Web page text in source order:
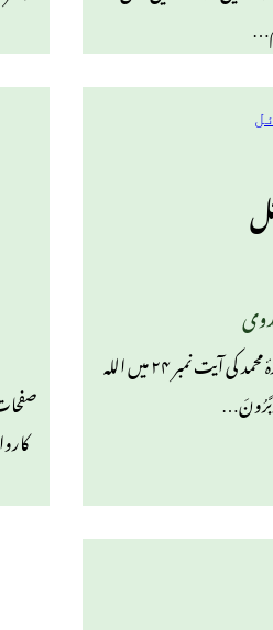
کیا غوروتدبر کا تعلق دل سے ہے؟ سوال: سورۂ محمد کی آیت نمبر ۲۴ میں اللہ